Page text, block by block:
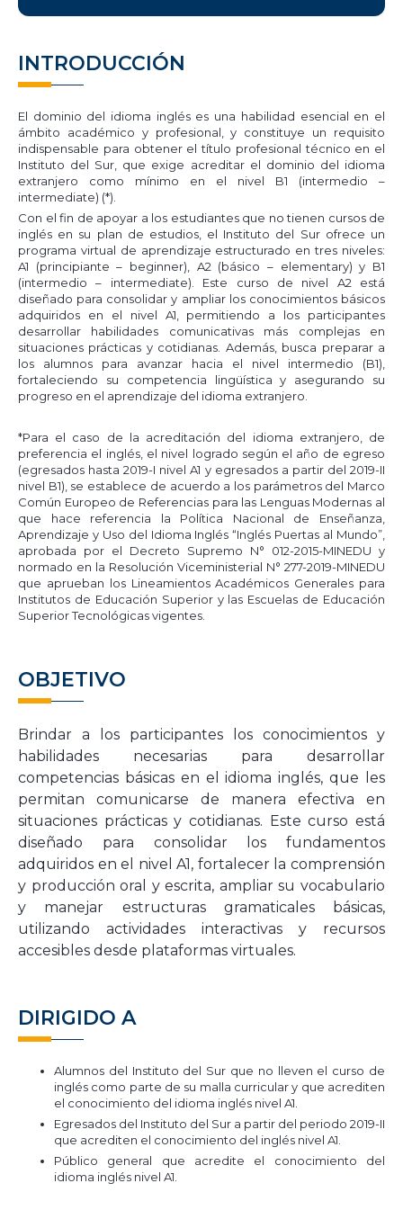
INTRODUCCIÓN
El dominio del idioma inglés es una habilidad esencial en el
ámbito académico y profesional, y constituye un requisito
indispensable para obtener el título profesional técnico en el
Instituto del Sur, que exige acreditar el dominio del idioma
extranjero como mínimo en el nivel B1 (intermedio –
intermediate) (*).
Con el fin de apoyar a los estudiantes que no tienen cursos de
inglés en su plan de estudios, el Instituto del Sur ofrece un
programa virtual de aprendizaje estructurado en tres niveles:
A1 (principiante – beginner), A2 (básico – elementary) y B1
(intermedio – intermediate). Este curso de nivel A2 está
diseñado para consolidar y ampliar los conocimientos básicos
adquiridos en el nivel A1, permitiendo a los participantes
desarrollar habilidades comunicativas más complejas en
situaciones prácticas y cotidianas. Además, busca preparar a
los alumnos para avanzar hacia el nivel intermedio (B1),
fortaleciendo su competencia lingüística y asegurando su
progreso en el aprendizaje del idioma extranjero.
*Para el caso de la acreditación del idioma extranjero, de
preferencia el inglés, el nivel logrado según el año de egreso
(egresados hasta 2019-I nivel A1 y egresados a partir del 2019-II
nivel B1), se establece de acuerdo a los parámetros del Marco
Común Europeo de Referencias para las Lenguas Modernas al
que hace referencia la Política Nacional de Enseñanza,
Aprendizaje y Uso del Idioma Inglés “Inglés Puertas al Mundo”,
aprobada por el Decreto Supremo N° 012-2015-MINEDU y
normado en la Resolución Viceministerial N° 277-2019-MINEDU
que aprueban los Lineamientos Académicos Generales para
Institutos de Educación Superior y las Escuelas de Educación
Superior Tecnológicas vigentes.
OBJETIVO
Brindar a los participantes los conocimientos y
habilidades necesarias para desarrollar
competencias básicas en el idioma inglés, que les
permitan comunicarse de manera efectiva en
situaciones prácticas y cotidianas. Este curso está
diseñado para consolidar los fundamentos
adquiridos en el nivel A1, fortalecer la comprensión
y producción oral y escrita, ampliar su vocabulario
y manejar estructuras gramaticales básicas,
utilizando actividades interactivas y recursos
accesibles desde plataformas virtuales.
DIRIGIDO A
Alumnos del Instituto del Sur que no lleven el curso de
inglés como parte de su malla curricular y que acrediten
el conocimiento del idioma inglés nivel A1.
Egresados del Instituto del Sur a partir del periodo 2019-II
que acrediten el conocimiento del inglés nivel A1.
Público general que acredite el conocimiento del
idioma inglés nivel A1.